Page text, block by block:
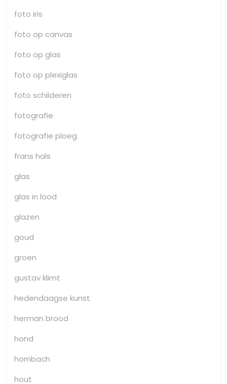
foto iris
foto op canvas
foto op glas
foto op plexiglas
foto schilderen
fotografie
fotografie ploeg
frans hals
glas
glas in lood
glazen
goud
groen
gustav klimt
hedendaagse kunst
herman brood
hond
hornbach
hout